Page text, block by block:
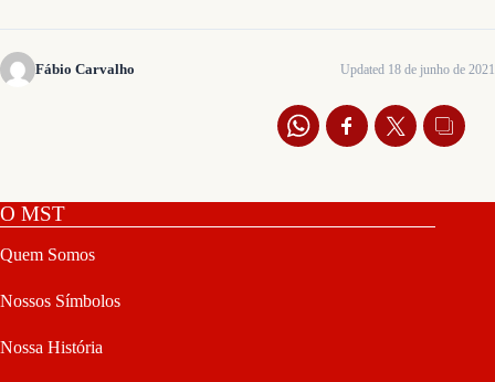
Fábio Carvalho Updated 18 de junho de 2021
O MST
Quem Somos
Nossos Símbolos
Nossa História